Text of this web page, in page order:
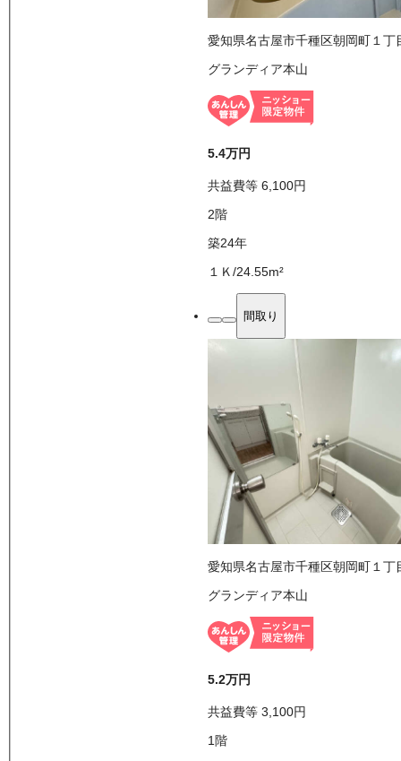
愛知県名古屋市千種区朝岡町１丁
グランディア本山
5.4万円
共益費等 6,100円
2階
築24年
１Ｋ/24.55m²
間取り
愛知県名古屋市千種区朝岡町１丁
グランディア本山
5.2万円
共益費等 3,100円
1 階